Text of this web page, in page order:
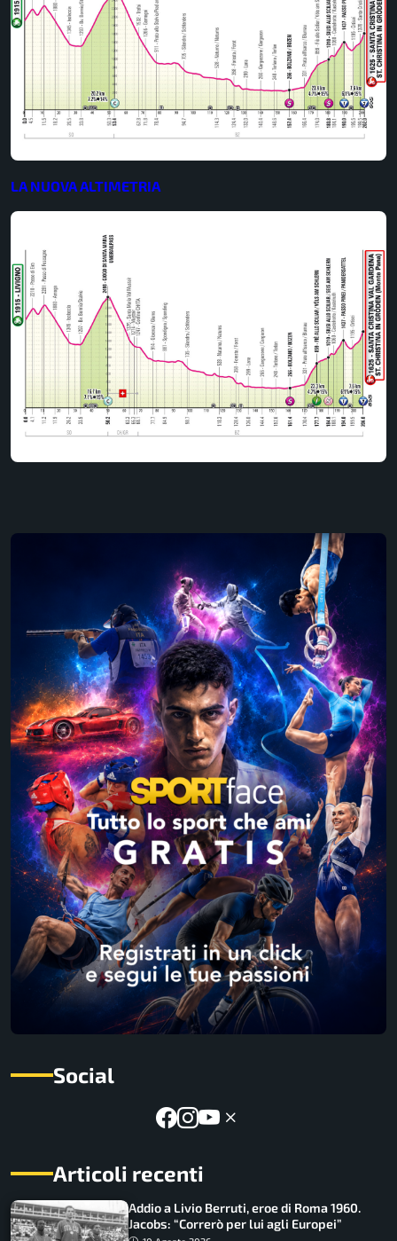
LA NUOVA ALTIMETRIA
Social
Articoli recenti
Addio a Livio Berruti, eroe di Roma 1960.
Jacobs: “Correrò per lui agli Europei”